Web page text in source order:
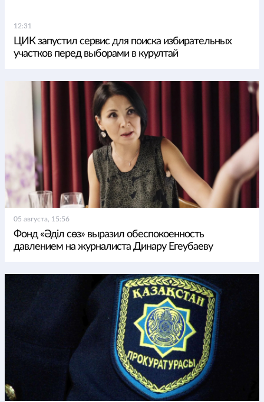
12:31
ЦИК запустил сервис для поиска избирательных
участков перед выборами в курултай
05 августа, 15:56
Фонд «Әділ сөз» выразил обеспокоенность
давлением на журналиста Динару Егеубаеву